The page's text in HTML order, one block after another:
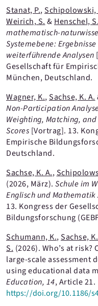
Hunger, S.
Jindra, C.
Jungermann, D.
Kocaj, A.
Krüger, S.
Künstler-Sment, J.
Legler, L.
Liebelt, A.
Müller, J.
Otte, K. J.
Pegelow, L.
Rahden, J.
Riemenschneider, A.
Stanat, P.,Schipolowski,
Weirich, S. & Henschel, S.
mathematisch-
Systemebene:
weiterführende Analysen
Gesellschaft für
München, Deutschland.
Wagner, K.,Sachse, K. A.
Non-Participation
Weighting, Matching,
Scores [Vortrag]. 13.
Empirische
Deutschland.
Sachse, K. A.,
(2026, März). Schule im
Englisch und Mathematik
13. Kongress der
Bildungsforschung
Schumann, K.,Sachse,
S. (2026). Who’s at
large-scale assessment
using educational data
Education, 14, Article 21.
https://doi.org/10.1186/